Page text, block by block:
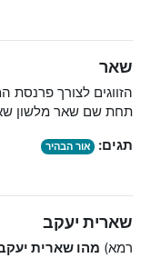
שאר
הזווגים לצורך פרנסת
תחת שם שאר מלשון
תגים: אור הבהיר
שארית יעקב
רמא) מהו שארית